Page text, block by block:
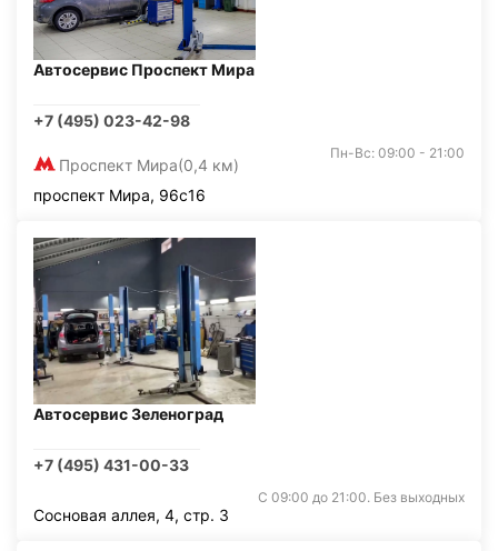
Автосервис Проспект Мира
+7 (495) 023-42-98
Проспект Мира(0,4 км)
Пн-Вс: 09:00 - 21:00
проспект Мира, 96с16
Автосервис Зеленоград
+7 (495) 431-00-33
С 09:00 до 21:00. Без выходных
Сосновая аллея, 4, стр. 3